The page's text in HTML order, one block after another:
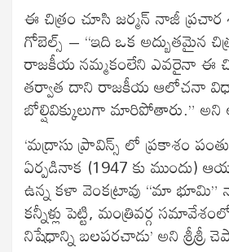
ఈ చిత్రం చూసి జర్మన్‍ నాజీ
గోబెల్స్ – “ఇది ఒక అద్బుతమైన
రాజకీయ నమ్మకంలేని ఎవరైనా ఈ
తర్వాత దాని రాజకీయ ఆలోచనా
బోల్షివిక్కులుగా మారిపోతారు.” అని
‘మద్రాసు ప్రావిన్స్ లో ప్రకాశం
ఏర్పడినాక (1947 కు ముందు)
ఉన్న కళా వెంకట్రావు “మా
కన్నీళ్లు పెట్టి, మంత్రివర్గ
నిషేధాన్ని బలపరచాడు’ అని శ్రీశ్రీ